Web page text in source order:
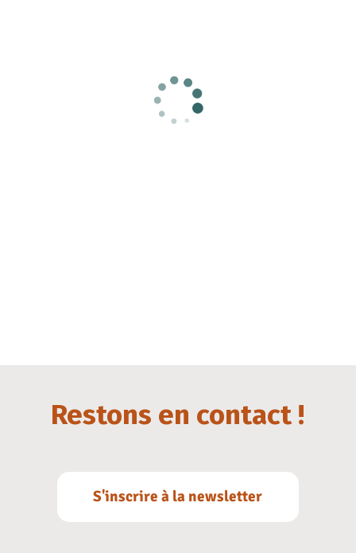
Restons en contact !
S'inscrire à la newsletter